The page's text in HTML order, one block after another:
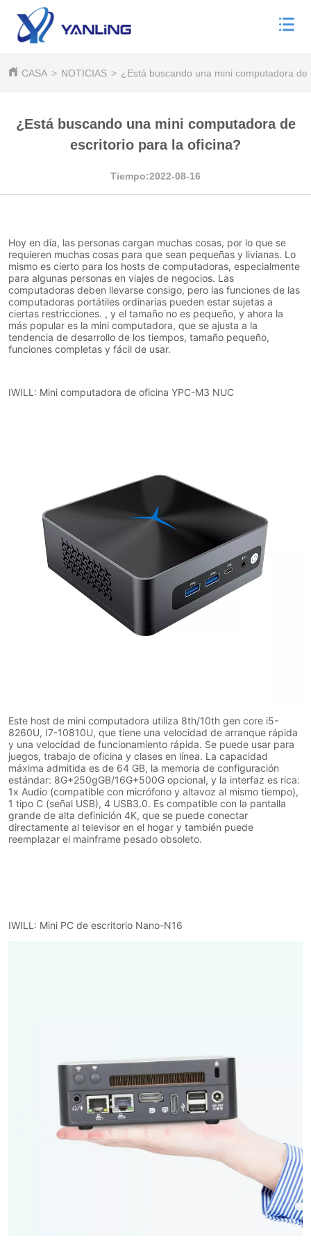
CASA > NOTICIAS > ¿Está buscando una mini computadora
¿Está buscando una mini computadora de
escritorio para la oficina?
Tiempo:2022-08-16